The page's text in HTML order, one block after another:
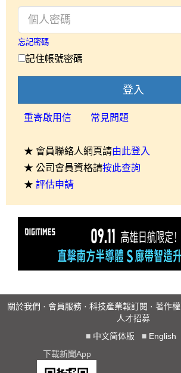
忘記密碼
記住帳號密碼
登入
重寄啟用信 常見問題
★ 會員聯絡人網頁請由此登入
★ 公司會員資格請按此查詢
★ 評估申請
關於我們 · 會員服務 · 科技產業報訂閱 · 著作權
人才招募
■ 中文简体版 ■ English
下載新聞App